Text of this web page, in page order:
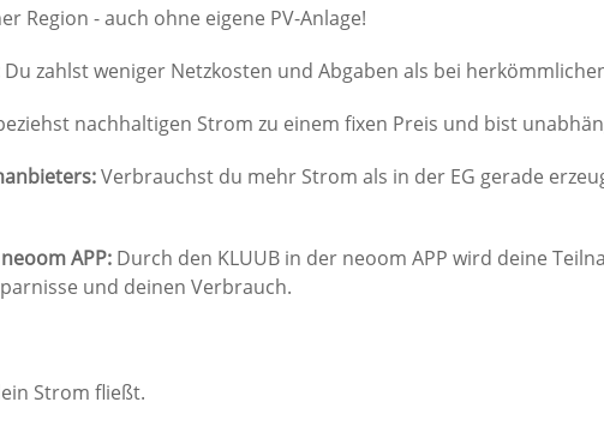
Region - auch ohne eigene PV-Anlage!
Du zahlst weniger Netzkosten und Abgaben als bei
nachhaltigen Strom zu einem fixen Preis und bist
Verbrauchst du mehr Strom als in der EG gerade
APP: Durch den KLUUB in der neoom APP wird deine
und deinen Verbrauch.
Strom fließt.